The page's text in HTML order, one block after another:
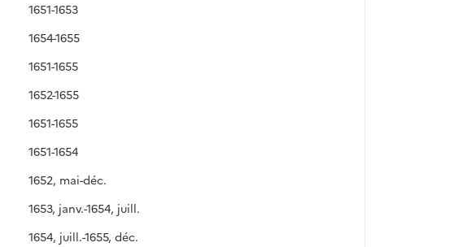
1651-1653
1654-1655
1651-1655
1652-1655
1651-1655
1651-1654
1652, mai-déc.
1653, janv.-1654, juill.
1654, juill.-1655, déc.